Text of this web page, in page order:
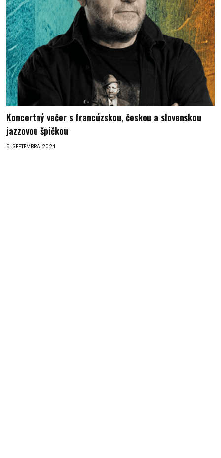
Koncertný večer s francúzskou, českou a slovenskou
jazzovou špičkou
5. SEPTEMBRA 2024